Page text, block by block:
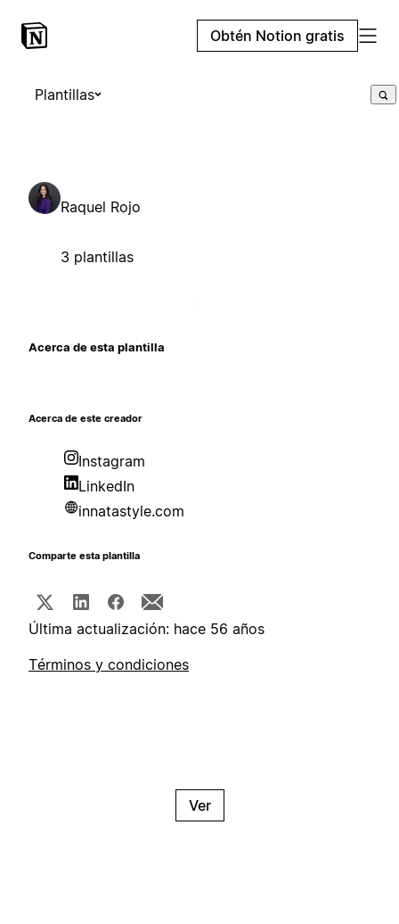
Obtén Notion gratis
Plantillas
Raquel Rojo
3 plantillas
Acerca de esta plantilla
Acerca de este creador
Instagram
LinkedIn
innatastyle.com
Comparte esta plantilla
Última actualización: hace 56 años
Términos y condiciones
Ver